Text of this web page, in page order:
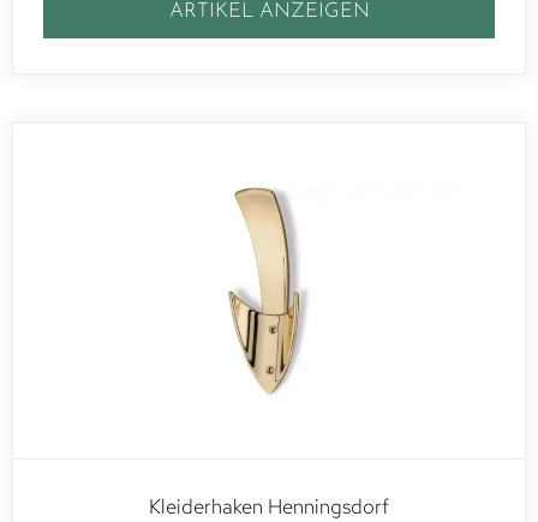
ARTIKEL ANZEIGEN
Kleiderhaken Henningsdorf